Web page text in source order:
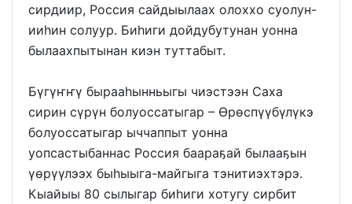
сирдиир, Россия сайдыылаах олоххо суолун-
ииһин солуур. Биһиги дойдубутунан уонна
былаахпытынан киэн туттабыт.
Бүгүҥҥү бырааһынньыгы чиэстээн Саха
сирин сүрүн болуоссатыгар – Өрөспүүбүлүкэ
болуоссатыгар ыччаппыт уонна
уопсастыбаннас Россия баараҕай былааҕын
үөрүүлээх быһыыга-майгыга тэнитиэхтэрэ.
Кыайыы 80 сылыгар биһиги хотугу сирбит